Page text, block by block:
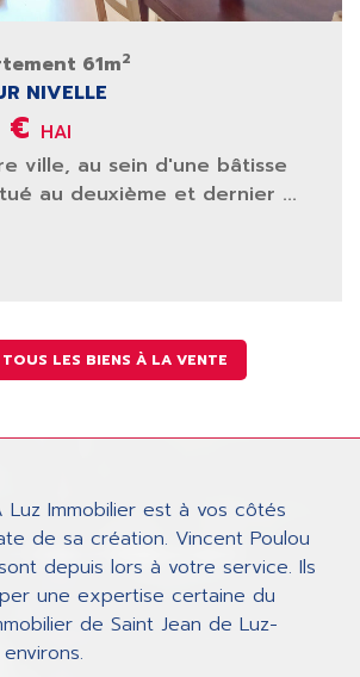
61m2
NIVELLE
€ HAI
ville, au sein d'une bâtisse
au deuxième et dernier ...
LES BIENS À LA VENTE
Luz Immobilier est à vos côtés
de sa création. Vincent Poulou
depuis lors à votre service. Ils
une expertise certaine du
de Saint Jean de Luz-